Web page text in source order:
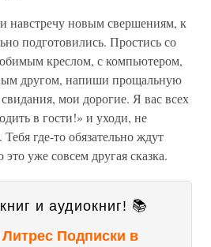
навстречу новым свершениям, к
подготовились. Простись со
креслом, с компьютером,
другом, напиши прощальную
мои дорогие. Я вас всех
в гости!» и уходи, не
где-то обязательно ждут
уже совсем другая сказка.
и аудиокниг! 📚
Подписки в